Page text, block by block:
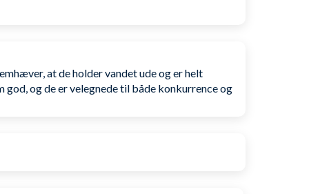
inden brug, hvorefter anti-duggen af sig selv
anti-duggen ikke med tiden eller ved ridser.
at de holder vandet ude og er helt
og de er velegnede til både konkurrence og